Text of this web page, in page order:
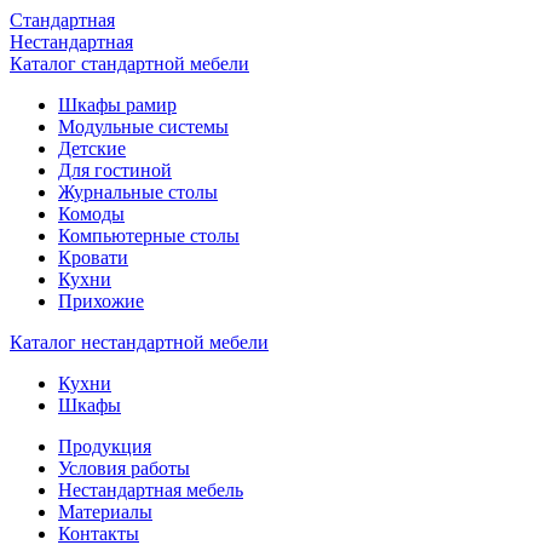
Стандартная
Нестандартная
Каталог стандартной мебели
Шкафы рамир
Модульные системы
Детские
Для гостиной
Журнальные столы
Комоды
Компьютерные столы
Кровати
Кухни
Прихожие
Каталог нестандартной мебели
Кухни
Шкафы
Продукция
Условия работы
Нестандартная мебель
Материалы
Контакты